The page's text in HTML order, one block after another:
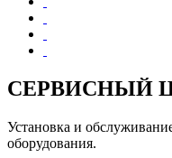
СЕРВИСНЫЙ
Установка и
оборудования.